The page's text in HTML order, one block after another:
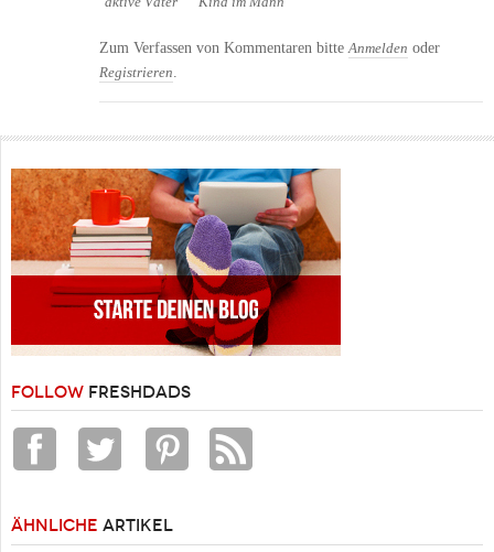
Zum Verfassen von Kommentaren bitte Anmelden oder
Registrieren
FOLLOW FRESHDADS
ÄHNLICHE ARTIKEL